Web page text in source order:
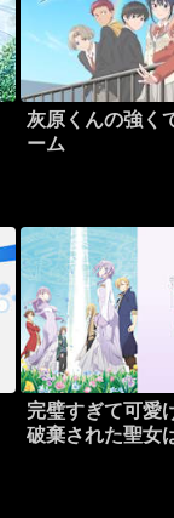
灰原くんの強く
ーム
完璧すぎて可愛
破棄された聖女